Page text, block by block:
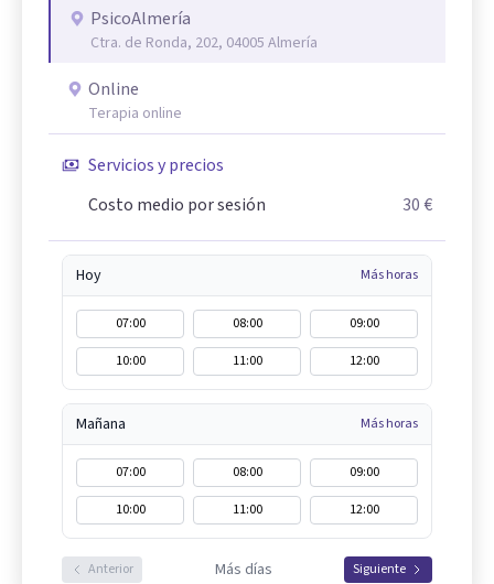
PsicoAlmería
Ctra. de Ronda, 202, 04005 Almería
Online
Terapia online
Servicios y precios
Costo medio por sesión
30 €
Hoy Más horas
07:00 08:00
09:00
10:00
11:00 12:00
Mañana Más horas
07:00 08:00
09:00
10:00
11:00 12:00
Anterior Más días Siguiente